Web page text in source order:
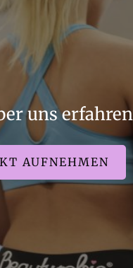
uns erfahren
AUFNEHMEN